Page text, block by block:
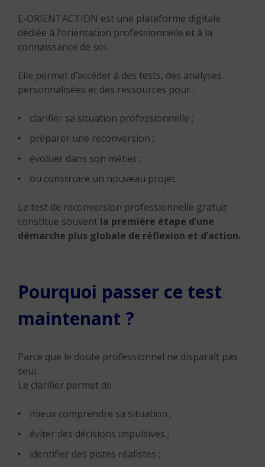
E-ORIENTACTION est une plateforme digitale
dédiée à l’orientation professionnelle et à la
connaissance de soi.
Elle permet d’accéder à des tests, des analyses
personnalisées et des ressources pour :
clarifier sa situation professionnelle ;
préparer une reconversion ;
évoluer dans son métier ;
ou construire un nouveau projet.
Le test de reconversion professionnelle gratuit
constitue souvent la première étape d’une
démarche plus globale de réflexion et d’action.
Pourquoi passer ce test
maintenant ?
Parce que le doute professionnel ne disparaît pas
seul.
Le clarifier permet de :
mieux comprendre sa situation ;
éviter des décisions impulsives ;
identifier des pistes réalistes ;